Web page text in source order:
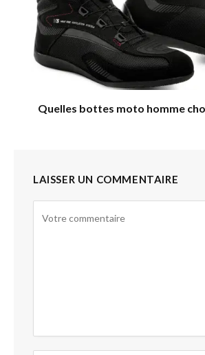
Quelles bottes moto homme
LAISSER UN COMMENTAIRE